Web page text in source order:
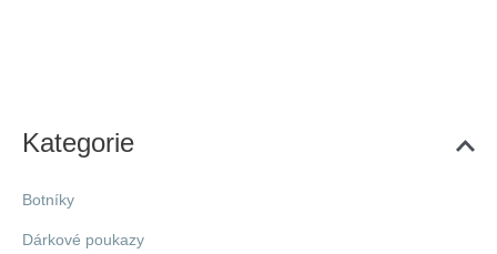
Kategorie
Botníky
Dárkové poukazy